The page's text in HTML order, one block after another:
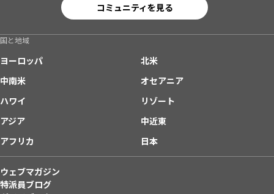
コミュニティを見る
国と地域
ヨーロッパ
北米
中南米
オセアニア
ハワイ
リゾート
アジア
中近東
アフリカ
日本
ウェブマガジン
特派員ブログ